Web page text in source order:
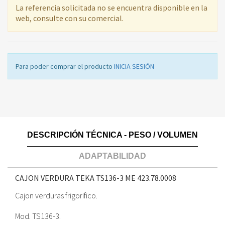
La referencia solicitada no se encuentra disponible en la
web, consulte con su comercial.
Para poder comprar el producto INICIA SESIÓN
DESCRIPCIÓN TÉCNICA - PESO / VOLUMEN
ADAPTABILIDAD
CAJON VERDURA TEKA TS136-3 ME 423.78.0008
Cajon verduras frigorifico.
Mod. TS136-3.